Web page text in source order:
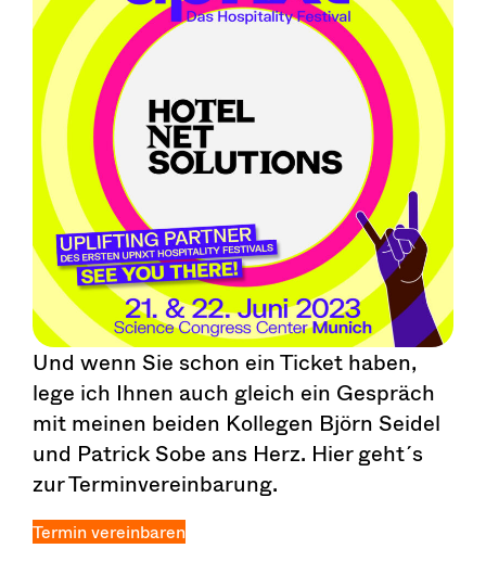
Und wenn Sie schon ein Ticket haben,
lege ich Ihnen auch gleich ein Gespräch
mit meinen beiden Kollegen Björn Seidel
und Patrick Sobe ans Herz. Hier geht´s
zur Terminvereinbarung.
Termin vereinbaren